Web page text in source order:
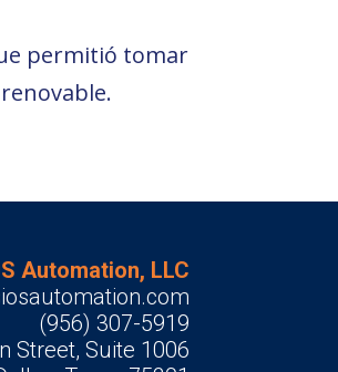
permitió tomar
Automation, LLC
(956) 307-5919
Street, Suite 1006